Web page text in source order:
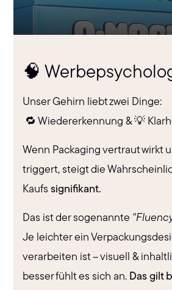
🧠
Unser Gehirn liebt zwei Dinge:
🔁 Wiedererkennung & 💡
Wenn Packaging vertraut wirkt
triggert, steigt die
Kaufssignifikant.
Das ist der sogenannte
Je leichter ein
verarbeiten ist – visuell &
besser fühlt es sich an. Das gilt